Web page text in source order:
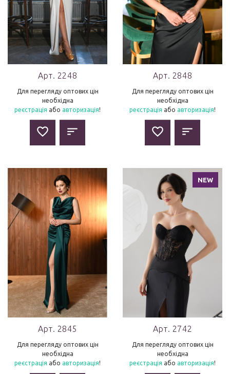
Арт. 2248
Для перегляду оптових цін
необхідна
реєстрація або авторизація!
Арт. 2848
Для перегляду оптових цін
необхідна
реєстрація або авторизація!
Арт. 2845
Для перегляду оптових цін
необхідна
реєстрація або авторизація!
NEW
Арт. 2742
Для перегляду оптових цін
необхідна
реєстрація або авторизація!